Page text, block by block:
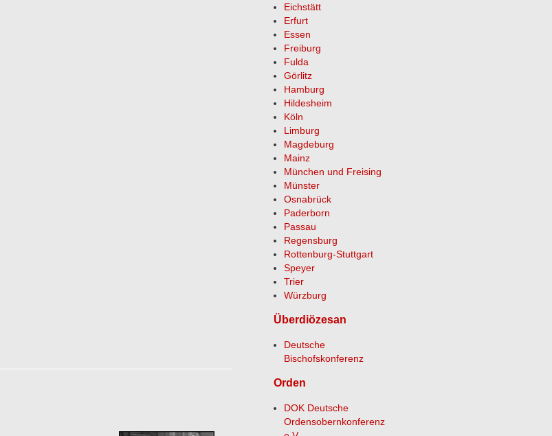
Eichstätt
Erfurt
Essen
Freiburg
Fulda
Görlitz
Hamburg
Hildesheim
Köln
Limburg
Magdeburg
Mainz
München und Freising
Münster
Osnabrück
Paderborn
Passau
Regensburg
Rottenburg-Stuttgart
Speyer
Trier
Würzburg
Überdiözesan
Deutsche
Bischofskonferenz
Orden
DOK Deutsche
Ordensobernkonferenz